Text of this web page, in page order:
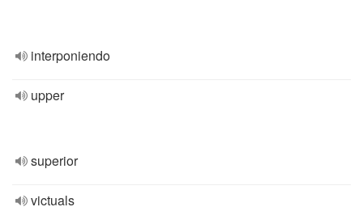
interponiendo
upper
superior
victuals